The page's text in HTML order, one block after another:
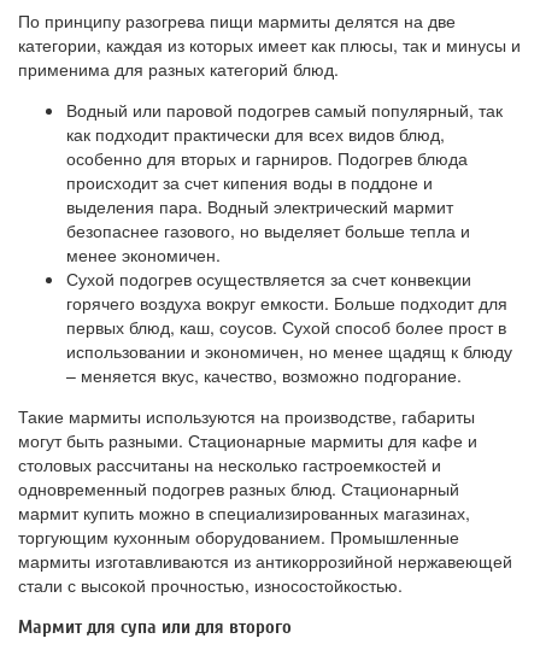
По принципу разогрева пищи мармиты делятся на две
категории, каждая из которых имеет как плюсы, так и минусы и
применима для разных категорий блюд.
Водный или паровой подогрев самый популярный, так
как подходит практически для всех видов блюд,
особенно для вторых и гарниров. Подогрев блюда
происходит за счет кипения воды в поддоне и
выделения пара. Водный электрический мармит
безопаснее газового, но выделяет больше тепла и
менее экономичен.
Сухой подогрев осуществляется за счет конвекции
горячего воздуха вокруг емкости. Больше подходит для
первых блюд, каш, соусов. Сухой способ более прост в
использовании и экономичен, но менее щадящ к блюду
– меняется вкус, качество, возможно подгорание.
Такие мармиты используются на производстве, габариты
могут быть разными. Стационарные мармиты для кафе и
столовых рассчитаны на несколько гастроемкостей и
одновременный подогрев разных блюд. Стационарный
мармит купить можно в специализированных магазинах,
торгующим кухонным оборудованием. Промышленные
мармиты изготавливаются из антикоррозийной нержавеющей
стали с высокой прочностью, износостойкостью.
Мармит для супа или для второго